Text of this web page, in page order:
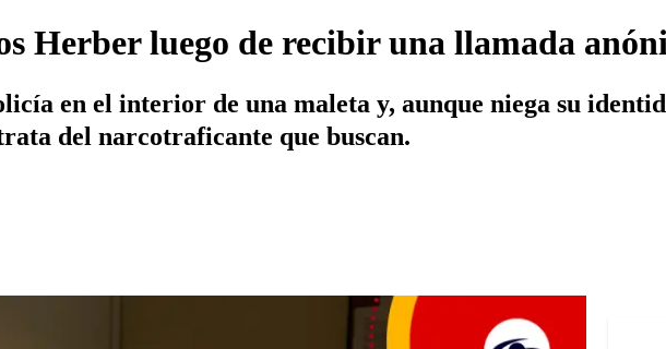
Herber luego de recibir una llamada
en el interior de una maleta y, aunque niega su
del narcotraficante que buscan.